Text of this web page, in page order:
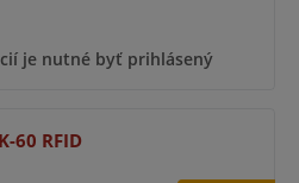
je nutné byť prihlásený
60 RFID